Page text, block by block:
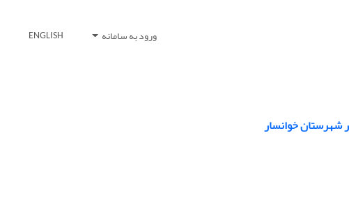
ورود به سامانه ENGLISH
شهرستان خوانسار